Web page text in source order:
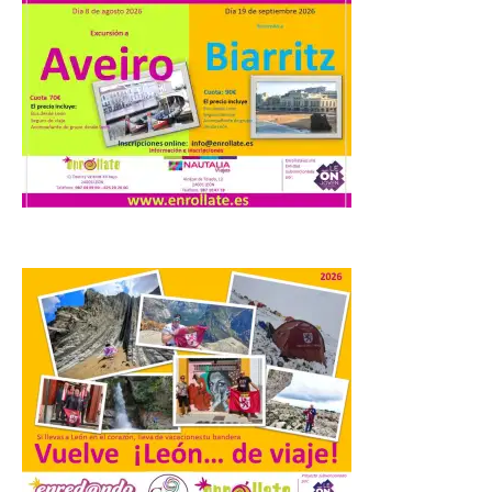
El Gobierno de España
lanza un visor web para
localizar y disfrutar del
eclipse solar del 12 de
agosto con seguridad
7 Ago 2026
Se trata de un visor web
para observar el eclipse
solar del 12 de agosto de 2026 sin
obstáculos. El visor es una herramienta a
la […]
El eclipse genera un boom
de reservas hoteleras y
precios desorbitados,
según SiteMinder